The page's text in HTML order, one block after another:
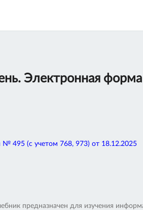
Электронная
495 (с учетом 768, 973) от 18.12.2025
предназначен для изучения